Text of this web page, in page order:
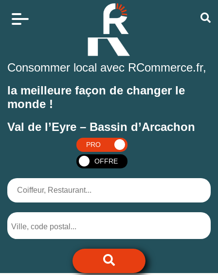
Consommer local avec RCommerce.fr,
la meilleure façon de changer le
monde !
Val de l’Eyre – Bassin d’Arcachon
PRO
OFFRE